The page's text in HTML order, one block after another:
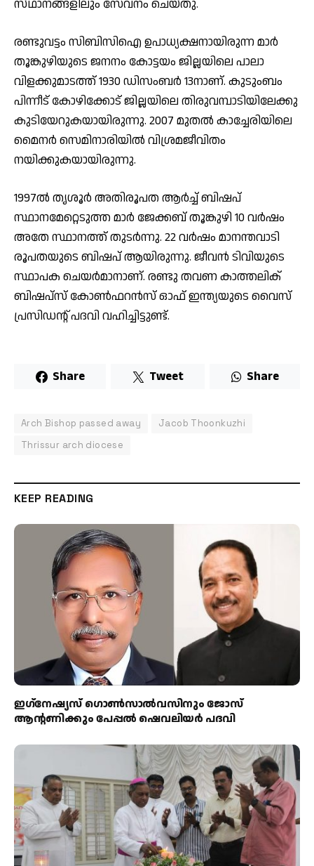
സ്‌ഥാനങ്ങളിലും സേവനം ചെയ്തു.
രണ്ടുവട്ടം സിബിസിഐ ഉപാധ്യക്ഷനായിരുന്ന മാർ
തൂങ്കുഴിയുടെ ജനനം കോട്ടയം ജില്ലയിലെ പാലാ
വിളക്കുമാടത്ത് 1930 ഡിസംബർ 13നാണ്. കുടുംബം
പിന്നീട് കോഴിക്കോട് ജില്ലയിലെ തിരുവമ്പാടിയിലേക്കു
കുടിയേറുകയായിരുന്നു. 2007 മുതൽ കാച്ചേരിയിലെ
മൈനർ സെമിനാരിയിൽ വിശ്രമജീവിതം
നയിക്കുകയായിരുന്നു.
1997ൽ തൃശൂർ അതിരൂപത ആർച്ച് ബിഷപ്
സ്ഥാനമേറ്റെടുത്ത മാർ ജേക്കബ് തൂങ്കുഴി 10 വർഷം
അതേ സ്ഥാനത്ത് തുടർന്നു. 22 വർഷം മാനന്തവാടി
രൂപതയുടെ ബിഷപ് ആയിരുന്നു. ജീവൻ ടിവിയുടെ
സ്ഥാപക ചെയർമാനാണ്. രണ്ടു തവണ കാത്തലിക്
ബിഷപ്‌സ് കോൺഫറൻസ് ഓഫ് ഇന്ത്യയുടെ വൈസ്
പ്രസിഡന്റ് പദവി വഹിച്ചിട്ടുണ്ട്.
Share Tweet Share
Arch Bishop passed away
Jacob Thoonkuzhi
Thrissur arch diocese
KEEP READING
ഇഗ്‌നേഷ്യസ് ഗൊൺസാൽവസിനും ജോസ്
ആന്റണിക്കും പേപ്പൽ ഷെവലിയർ പദവി